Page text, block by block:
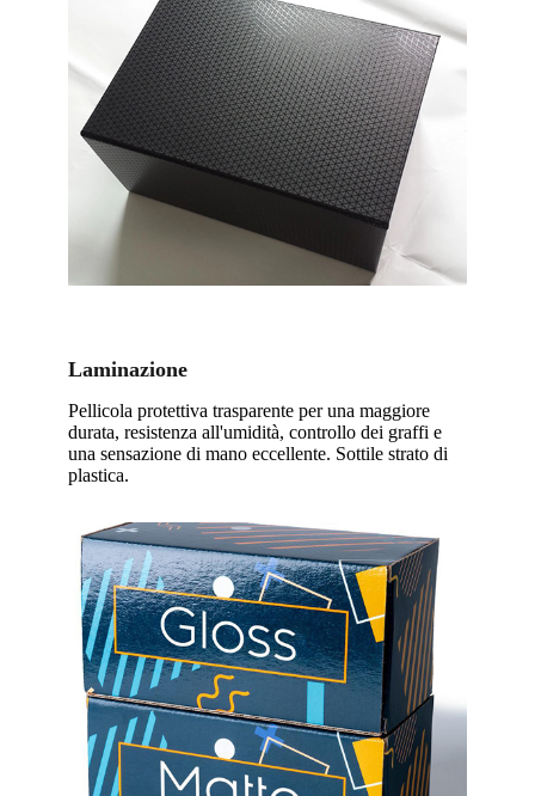
Laminazione
Pellicola protettiva trasparente per una maggiore
durata, resistenza all'umidità, controllo dei graffi e
una sensazione di mano eccellente. Sottile strato di
plastica.